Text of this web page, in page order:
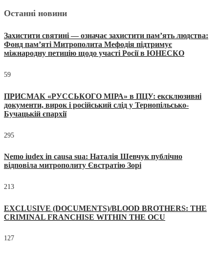
Останні новини
Захистити святині — означає захистити пам’ять людства:
Фонд пам’яті Митрополита Мефодія підтримує
міжнародну петицію щодо участі Росії в ЮНЕСКО
59
ПРИСМАК «РУССЬКОГО МІРА» в ПЦУ: ексклюзивні
документи, вирок і російський слід у Тернопільсько-
Бучацькій єпархії
295
Nemo iudex in causa sua: Наталія Шевчук публічно
відповіла митрополиту Євстратію Зорі
213
EXCLUSIVE (DOCUMENTS)/BLOOD BROTHERS: THE
CRIMINAL FRANCHISE WITHIN THE OCU
127